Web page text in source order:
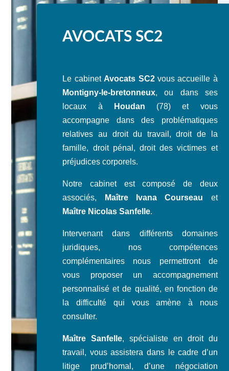
AVOCATS SC2
Le cabinetAvocats SC2vous accueille à
Montigny-le-bretonneux, ou dans ses
locaux à
Houdan (78) et vous
accompagne dans des problématiques
relatives au droit du travail, droit de la
famille, droit pénal, droit des victimes et
préjudices corporels.
Notre cabinet est composé de deux
associés,
Maître Ivana Courseau et
Maître Nicolas Sanfelle.
Intervenant dans différents domaines
juridiques, nos compétences
complémentaires nous permettront de
vous proposer un accompagnement
personnalisé et de qualité, en fonction de
la difficulté qui vous amène à nous
consulter.
Maître Sanfelle, spécialiste en droit du
travail, vous assistera dans le cadre d’un
litige prud’homal, d’une négociation